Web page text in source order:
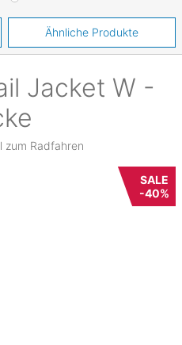
Jacket W -
zum Radfahren
SALE
-40%
Ähnliche Produkte